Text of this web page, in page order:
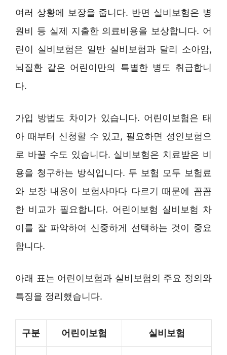
여러 상황에 보장을 줍니다. 반면 실비보험은 병
원비 등 실제 지출한 의료비용을 보상합니다. 어
린이 실비보험은 일반 실비보험과 달리 소아암,
뇌질환 같은 어린이만의 특별한 병도 취급합니
다.
가입 방법도 차이가 있습니다. 어린이보험은 태
아 때부터 신청할 수 있고, 필요하면 성인보험으
로 바꿀 수도 있습니다. 실비보험은 치료받은 비
용을 청구하는 방식입니다. 두 보험 모두 보험료
와 보장 내용이 보험사마다 다르기 때문에 꼼꼼
한 비교가 필요합니다. 어린이보험 실비보험 차
이를 잘 파악하여 신중하게 선택하는 것이 중요
합니다.
아래 표는 어린이보험과 실비보험의 주요 정의와
특징을 정리했습니다.
구분 어린이보험 실비보험